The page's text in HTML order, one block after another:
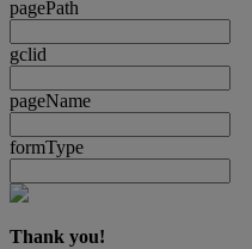
pagePath
gclid
pageName
formType
Thank you!